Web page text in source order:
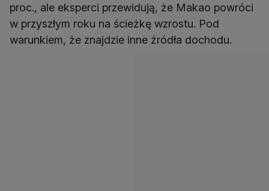
proc., ale eksperci przewidują, że Makao powróci
w przyszłym roku na ścieżkę wzrostu. Pod
warunkiem, że znajdzie inne źródła dochodu.